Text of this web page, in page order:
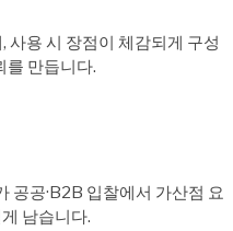
사용 시 장점이 체감되게 구성
를 만듭니다.
공공·B2B 입찰에서 가산점 요
남습니다.